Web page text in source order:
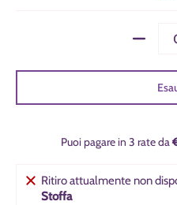
Puoi pagare in 3 rate da
Ritiro attualmente non
Stoffa